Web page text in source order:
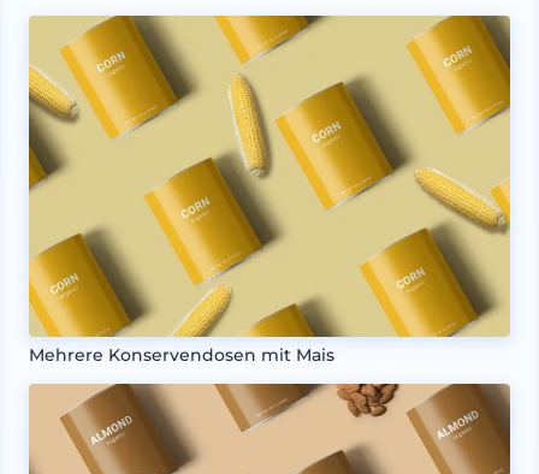
Mehrere Konservendosen mit Mais